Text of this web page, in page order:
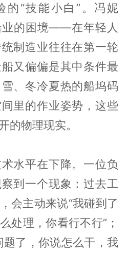
的“技能小白”。冯妮
业的困境——在年轻人
制造业往往在第一轮
又偏偏是其中条件最
、冬冷夏热的船坞码
里的作业姿势，这些
的物理现实。
水平在下降。一位负
到一个现象：过去工
会主动来说“我碰到了
处理，你看行不行”；
题了，你说怎么干，我